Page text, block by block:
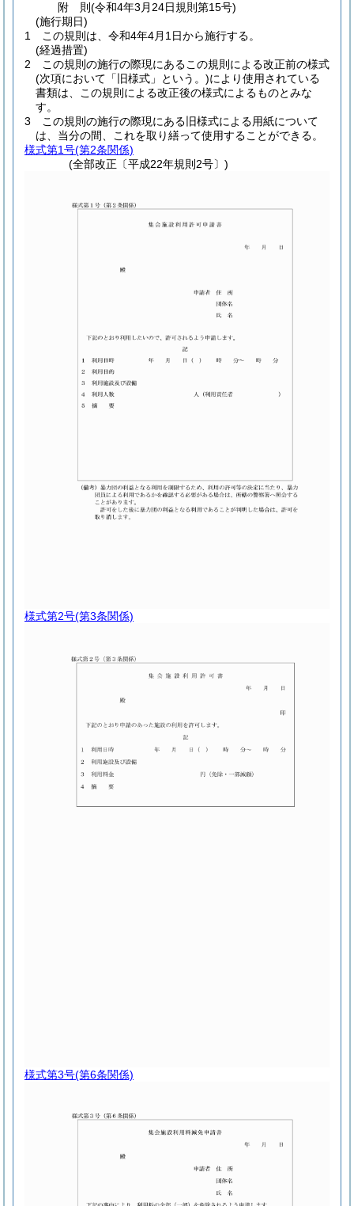
附 則(令和4年3月24日規則第15号)
(施行期日)
1
この規則は、令和4年4月1日から施行する。
(経過措置)
2
この規則の施行の際現にあるこの規則による改正前の様式
(次項において「旧様式」という。)により使用されている
書類は、この規則による改正後の様式によるものとみな
す。
3
この規則の施行の際現にある旧様式による用紙について
は、当分の間、これを取り繕って使用することができる。
様式第1号(第2条関係)
(全部改正〔平成22年規則2号〕)
様式第2号(第3条関係)
様式第3号(第6条関係)